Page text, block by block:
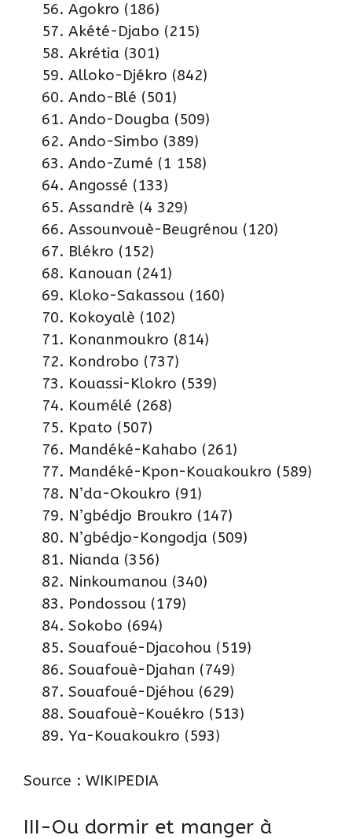
Agokro (186)
Akété-Djabo (215)
Akrétia (301)
Alloko-Djékro (842)
Ando-Blé (501)
Ando-Dougba (509)
Ando-Simbo (389)
Ando-Zumé (1 158)
Angossé (133)
Assandrè (4 329)
Assounvouè-Beugrénou (120)
Blékro (152)
Kanouan (241)
Kloko-Sakassou (160)
Kokoyalè (102)
Konanmoukro (814)
Kondrobo (737)
Kouassi-Klokro (539)
Koumélé (268)
Kpato (507)
Mandéké-Kahabo (261)
Mandéké-Kpon-Kouakoukro (589)
N’da-Okoukro (91)
N’gbédjo Broukro (147)
N’gbédjo-Kongodja (509)
Nianda (356)
Ninkoumanou (340)
Pondossou (179)
Sokobo (694)
Souafoué-Djacohou (519)
Souafouè-Djahan (749)
Souafoué-Djéhou (629)
Souafouè-Kouékro (513)
Ya-Kouakoukro (593)
Source : WIKIPEDIA
III-Ou dormir et manger à